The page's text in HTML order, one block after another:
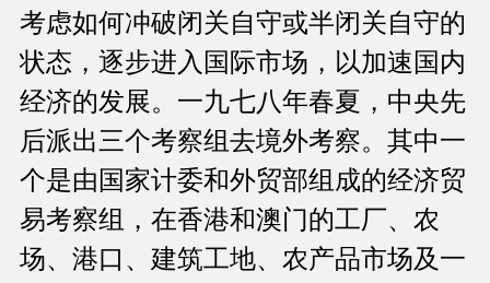
考虑如何冲破闭关自守或半闭关自守的
状态，逐步进入国际市场，以加速国内
经济的发展。一九七八年春夏，中央先
后派出三个考察组去境外考察。其中一
个是由国家计委和外贸部组成的经济贸
易考察组，在香港和澳门的工厂、农
场、港口、建筑工地、农产品市场及一